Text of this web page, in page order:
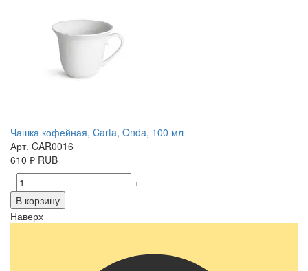
Чашка кофейная, Carta, Onda, 100 мл
Арт. CAR0016
610 ₽ RUB
-
+
В корзину
Наверх